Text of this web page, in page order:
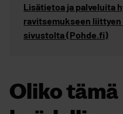
Lisätietoa ja palveluita
ravitsemukseen
sivustolta (Pohde.fi)
Oliko tämä